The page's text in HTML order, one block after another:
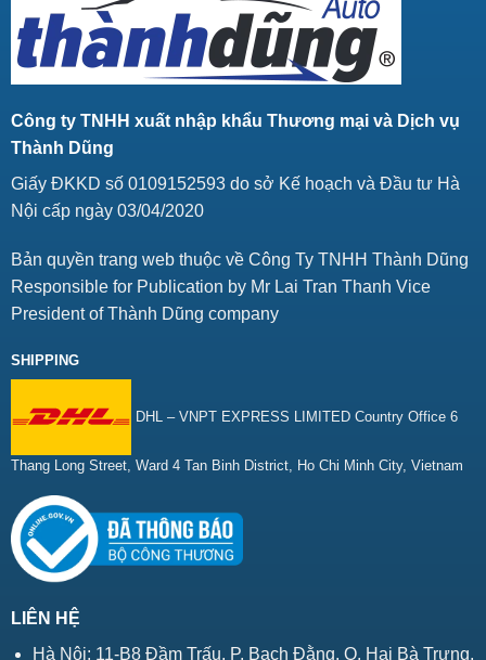
Công ty TNHH xuất nhập khẩu Thương mại và Dịch vụ
Thành Dũng
Giấy ĐKKD số 0109152593 do sở Kế hoạch và Đầu tư Hà
Nội cấp ngày 03/04/2020
Bản quyền trang web thuộc về Công Ty TNHH Thành Dũng
Responsible for Publication by Mr Lai Tran Thanh Vice
President of Thành Dũng company
SHIPPING
DHL – VNPT EXPRESS LIMITED Country Office 6
Thang Long Street, Ward 4 Tan Binh District, Ho Chi Minh City, Vietnam
LIÊN HỆ
Hà Nội: 11-B8 Đầm Trấu, P. Bạch Đằng, Q. Hai Bà Trưng,